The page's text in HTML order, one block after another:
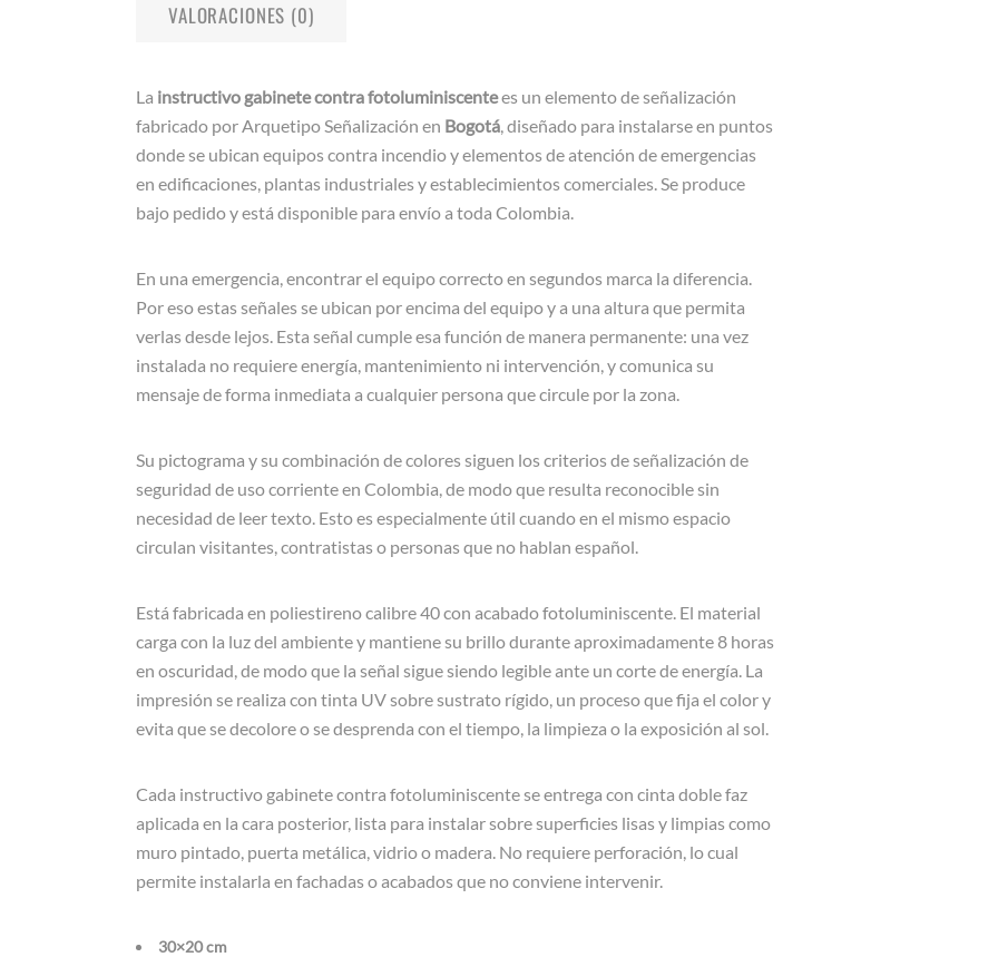
VALORACIONES (0)
La instructivo gabinete contra fotoluminiscentees un elemento de señalización
fabricado por Arquetipo Señalización en Bogotá, diseñado para instalarse en puntos
donde se ubican equipos contra incendio y elementos de atención de emergencias
en edificaciones, plantas industriales y establecimientos comerciales. Se produce
bajo pedido y está disponible para envío a toda Colombia.
En una emergencia, encontrar el equipo correcto en segundos marca la diferencia.
Por eso estas señales se ubican por encima del equipo y a una altura que permita
verlas desde lejos. Esta señal cumple esa función de manera permanente: una vez
instalada no requiere energía, mantenimiento ni intervención, y comunica su
mensaje de forma inmediata a cualquier persona que circule por la zona.
Su pictograma y su combinación de colores siguen los criterios de señalización de
seguridad de uso corriente en Colombia, de modo que resulta reconocible sin
necesidad de leer texto. Esto es especialmente útil cuando en el mismo espacio
circulan visitantes, contratistas o personas que no hablan español.
Está fabricada en poliestireno calibre 40 con acabado fotoluminiscente. El material
carga con la luz del ambiente y mantiene su brillo durante aproximadamente 8 horas
en oscuridad, de modo que la señal sigue siendo legible ante un corte de energía. La
impresión se realiza con tinta UV sobre sustrato rígido, un proceso que fija el color y
evita que se decolore o se desprenda con el tiempo, la limpieza o la exposición al sol.
Cada instructivo gabinete contra fotoluminiscente se entrega con cinta doble faz
aplicada en la cara posterior, lista para instalar sobre superficies lisas y limpias como
muro pintado, puerta metálica, vidrio o madera. No requiere perforación, lo cual
permite instalarla en fachadas o acabados que no conviene intervenir.
30×20 cm